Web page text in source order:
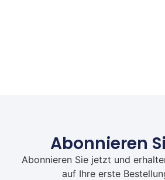
Abonnieren
Abonnieren Sie jetzt und
auf Ihre erste